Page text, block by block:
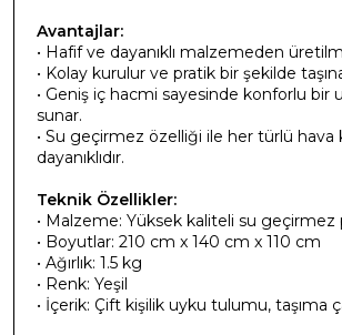
Avantajlar:
• Hafif ve dayanıklı malzemeden
• Kolay kurulur ve pratik bir şekilde
• Geniş iç hacmi sayesinde konforlu bir
sunar.
• Su geçirmez özelliği ile her türlü hava
dayanıklıdır.
Teknik Özellikler:
• Malzeme: Yüksek kaliteli su
• Boyutlar: 210 cm x 140 cm x 110 cm
• Ağırlık: 1.5 kg
• Renk: Yeşil
• İçerik: Çift kişilik uyku tulumu, taşıma